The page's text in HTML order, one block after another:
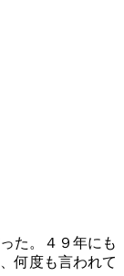
た。４９年にも
何度も言われて